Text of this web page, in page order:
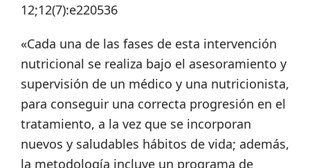
12;12(7):e220536
«Cada una de las fases de esta intervención
nutricional se realiza bajo el asesoramiento y
supervisión de un médico y una nutricionista,
para conseguir una correcta progresión en el
tratamiento, a la vez que se incorporan
nuevos y saludables hábitos de vida; además,
la metodología incluye un programa de